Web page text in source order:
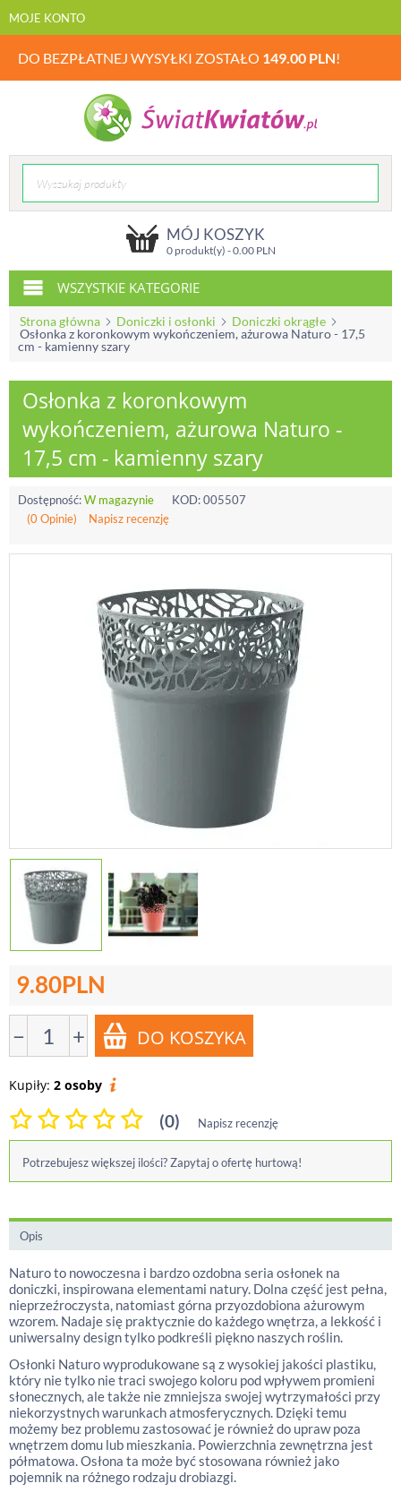
MOJE KONTO
DO BEZPŁATNEJ WYSYŁKI ZOSTAŁO 149.00 PLN!
MÓJ KOSZYK
0 produkt(y) -0.00PLN
WSZYSTKIE KATEGORIE
Strona główna Doniczki i osłonki
Doniczki okrągłe
Osłonka z koronkowym wykończeniem, ażurowa Naturo - 17,5
cm - kamienny szary
Osłonka z koronkowym
wykończeniem, ażurowa Naturo -
17,5 cm - kamienny szary
Dostępność:W magazynie KOD:005507
(0 Opinie)
Napisz recenzję
9.80PLN
− +
Kupiły: 2 osoby
(0) Napisz recenzję
Potrzebujesz większej ilości? Zapytaj o ofertę hurtową!
Opis
Naturo to nowoczesna i bardzo ozdobna seria osłonek na
doniczki, inspirowana elementami natury. Dolna część jest pełna,
nieprzeźroczysta, natomiast górna przyozdobiona ażurowym
wzorem. Nadaje się praktycznie do każdego wnętrza, a lekkość i
uniwersalny design tylko podkreśli piękno naszych roślin.
Osłonki Naturo wyprodukowane są z wysokiej jakości plastiku,
który nie tylko nie traci swojego koloru pod wpływem promieni
słonecznych, ale także nie zmniejsza swojej wytrzymałości przy
niekorzystnych warunkach atmosferycznych. Dzięki temu
możemy bez problemu zastosować je również do upraw poza
wnętrzem domu lub mieszkania. Powierzchnia zewnętrzna jest
półmatowa. Osłona ta może być stosowana również jako
pojemnik na różnego rodzaju drobiazgi.